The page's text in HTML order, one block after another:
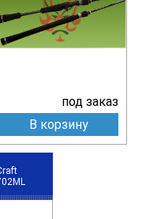
под заказ
В корзину